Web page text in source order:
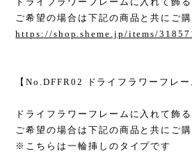
ご希望の場合は下記の商品と共にご購
https://shop.sheme.jp/items/
【No.DFFR02 ドライフラワーフレ
ドライフラワーフレームに入れて飾
ご希望の場合は下記の商品と共にご購
※こちらは一輪挿しのタイプです